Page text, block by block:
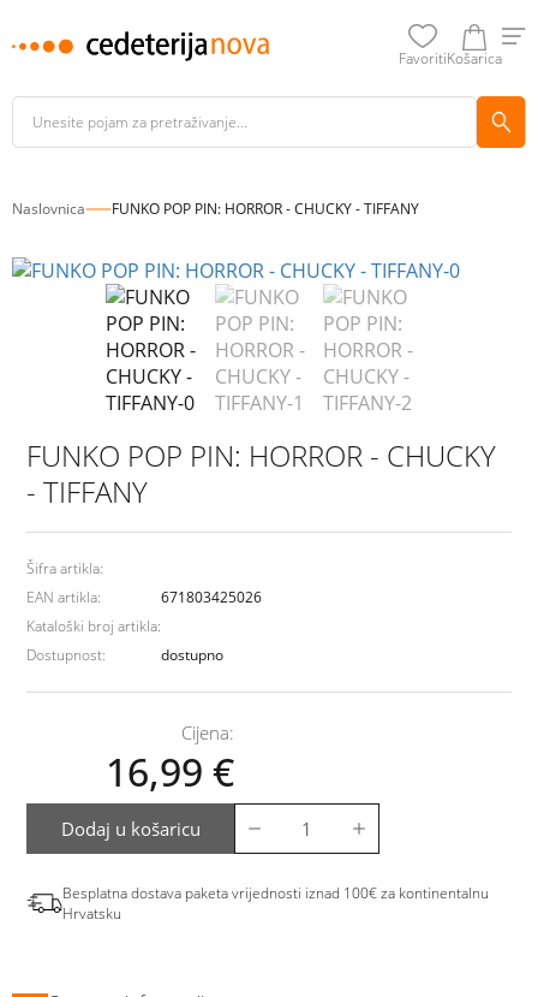
FavoritiKošarica
Naslovnica FUNKO POP PIN: HORROR - CHUCKY - TIFFANY
FUNKO POP PIN: HORROR - CHUCKY
- TIFFANY
Šifra artikla:
EAN artikla:
Kataloški broj artikla:
Dostupnost:
671803425026
dostupno
Cijena:
16,99 €
Dodaj u košaricu
Besplatna dostava paketa vrijednosti iznad 100€ za kontinentalnu
Hrvatsku